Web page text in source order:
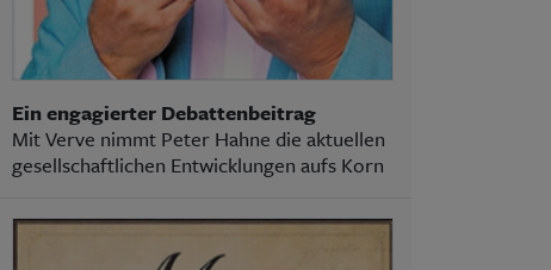
Ein engagierter Debattenbeitrag
Mit Verve nimmt Peter Hahne die aktuellen
gesellschaftlichen Entwicklungen aufs Korn